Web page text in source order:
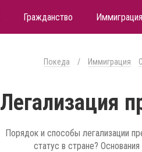
Гражданство Иммиграция
Покеда / Иммиграция
Легализация
Порядок и способы легализации
статус в стране?